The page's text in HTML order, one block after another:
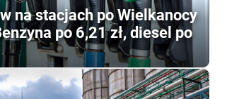
na stacjach po Wielkanocy
po 6,21 zł, diesel po